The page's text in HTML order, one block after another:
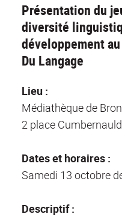
Présentation du
diversité
développement
Du Langage
Lieu :
Médiathèque de Bron
2 place
Dates et horaires :
Samedi 13 octobre
Descriptif :